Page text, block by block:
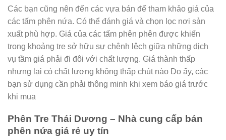
Các bạn cũng nên đến các vựa bán để tham khảo giá của
các tấm phên nứa. Có thể đánh giá và chọn lọc nơi sản
xuất phù hợp. Giá của các tấm phên phên được khiến
trong khoảng tre sở hữu sự chênh lệch giữa những dịch
vụ tầm giá phải đi đôi với chất lượng. Giá thành thấp
nhưng lại có chất lượng không thấp chút nào Do ấy, các
bạn sử dụng cần phải thông minh khi xem báo giá trước
khi mua
Phên Tre Thái Dương – Nhà cung cấp bán
phên nứa giá rẻ uy tín